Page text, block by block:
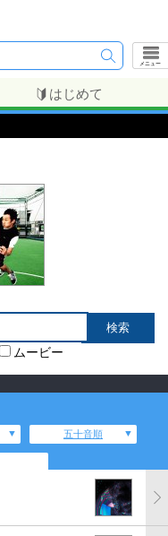
メニュー
はじめて
ムービー
五十音順